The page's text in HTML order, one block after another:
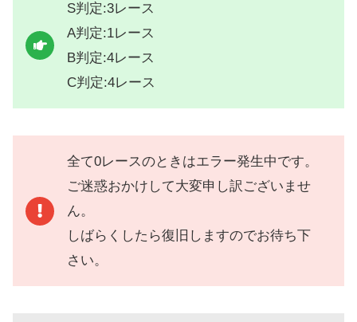
S判定:3レース
A判定:1レース
B判定:4レース
C判定:4レース
全て0レースのときはエラー発生中です。
ご迷惑おかけして大変申し訳ございませ
ん。
しばらくしたら復旧しますのでお待ち下
さい。